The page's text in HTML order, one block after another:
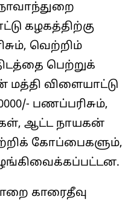
கழகத்திற்கு
வெற்றிம்
பெற்றுக்
விளையாட்டு
பணப்பரிசும்,
ஆட்ட நாயகன்
கோப்பைகளும்,
காரைதீவு